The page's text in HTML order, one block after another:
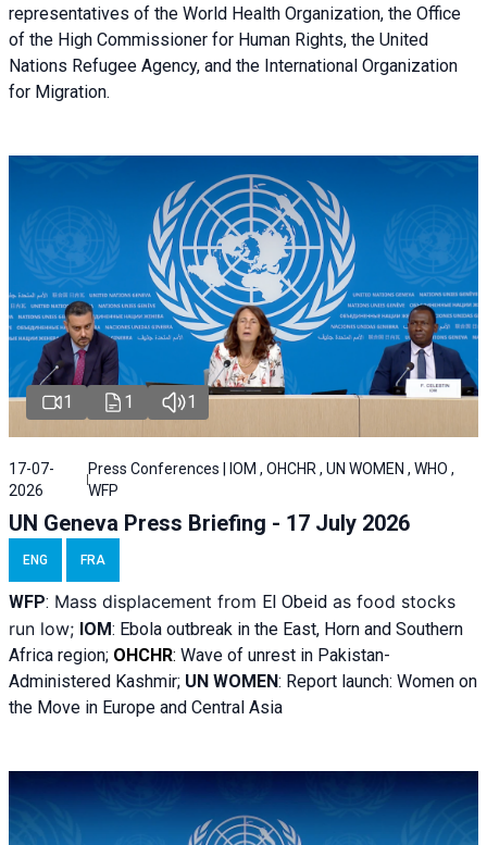
representatives of the World Health Organization, the Office
of the High Commissioner for Human Rights, the United
Nations Refugee Agency, and the International Organization
for Migration.
1 1 1
17-07-
2026
Press Conferences | IOM , OHCHR , UN WOMEN , WHO ,
WFP
UN Geneva Press Briefing - 17 July 2026
ENG FRA
WFP: Mass displacement from El Obeid as food stocks
run low; IOM: Ebola outbreak in the East, Horn and Southern
Africa region; OHCHR: Wave of unrest in Pakistan-
Administered Kashmir; UN WOMEN: Report launch: Women on
the Move in Europe and Central Asia